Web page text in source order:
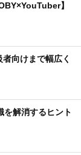
】
者向けまで幅広く
を解消するヒント